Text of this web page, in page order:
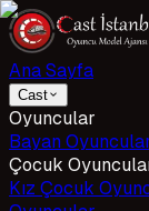
Ana Sayfa
Cast
Oyuncular
Bayan
Çocuk
Kız Çocuk